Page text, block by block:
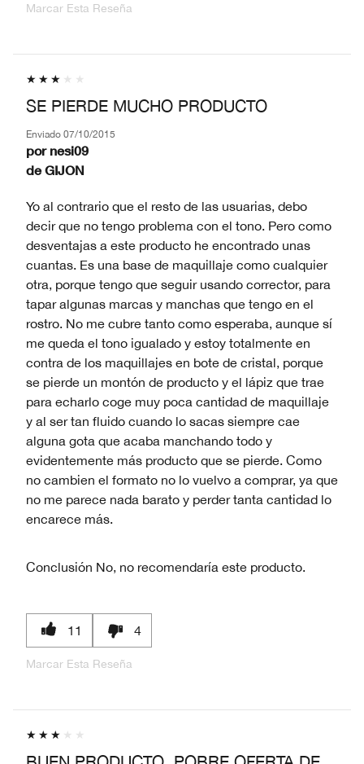
Marcar Esta Reseña
SE PIERDE MUCHO PRODUCTO
Enviado 07/10/2015
por nesi09
de GIJON
Yo al contrario que el resto de las usuarias, debo
decir que no tengo problema con el tono. Pero como
desventajas a este producto he encontrado unas
cuantas. Es una base de maquillaje como cualquier
otra, porque tengo que seguir usando corrector, para
tapar algunas marcas y manchas que tengo en el
rostro. No me cubre tanto como esperaba, aunque sí
me queda el tono igualado y estoy totalmente en
contra de los maquillajes en bote de cristal, porque
se pierde un montón de producto y el lápiz que trae
para echarlo coge muy poca cantidad de maquillaje
y al ser tan fluido cuando lo sacas siempre cae
alguna gota que acaba manchando todo y
evidentemente más producto que se pierde. Como
no cambien el formato no lo vuelvo a comprar, ya que
no me parece nada barato y perder tanta cantidad lo
encarece más.
Conclusión No, no recomendaría este producto.
11 4
Marcar Esta Reseña